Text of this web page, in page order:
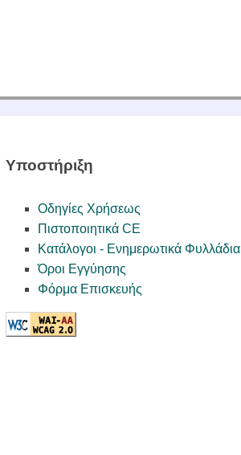
Υποστήριξη
Οδηγίες Χρήσεως
Πιστοποιητικά CE
Κατάλογοι - Ενημερωτικά Φυλλάδια
Όροι Εγγύησης
Φόρμα Επισκευής